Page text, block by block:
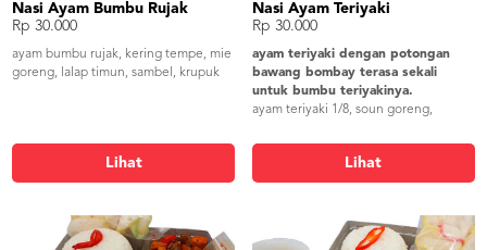
Nasi Ayam Bumbu Rujak
Rp 30.000
ayam bumbu rujak, kering tempe, mie
goreng, lalap timun, sambel, krupuk
Lihat
Nasi Ayam Teriyaki
Rp 30.000
ayam teriyaki dengan potongan
bawang bombay terasa sekali
untuk bumbu teriyakinya.
ayam teriyaki 1/8, soun goreng,
sambel, krupuk udang
Lihat